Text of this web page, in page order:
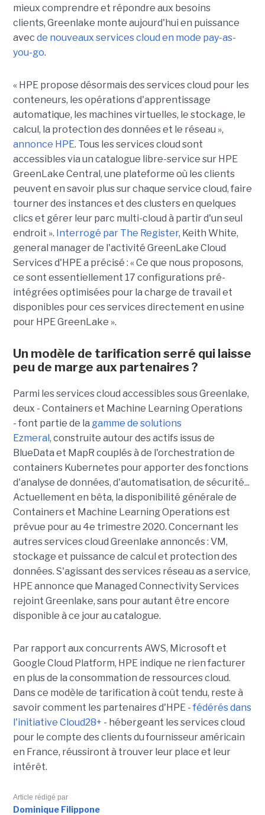
mieux comprendre et répondre aux besoins
clients, Greenlake monte aujourd'hui en puissance
avec de nouveaux services cloud en mode pay-as-
you-go.
« HPE propose désormais des services cloud pour les
conteneurs, les opérations d'apprentissage
automatique, les machines virtuelles, le stockage, le
calcul, la protection des données et le réseau »,
annonce HPE. Tous les services cloud sont
accessibles via un catalogue libre-service sur HPE
GreenLake Central, une plateforme où les clients
peuvent en savoir plus sur chaque service cloud, faire
tourner des instances et des clusters en quelques
clics et gérer leur parc multi-cloud à partir d'un seul
endroit ». Interrogé par The Register, Keith White,
general manager de l'activité GreenLake Cloud
Services d'HPE a précisé : « Ce que nous proposons,
ce sont essentiellement 17 configurations pré-
intégrées optimisées pour la charge de travail et
disponibles pour ces services directement en usine
pour HPE GreenLake ».
Un modèle de tarification serré qui laisse
peu de marge aux partenaires ?
Parmi les services cloud accessibles sous Greenlake,
deux - Containers et Machine Learning Operations
- font partie de la gamme de solutions
Ezmeral , construite autour des actifs issus de
BlueData et MapR couplés à de l'orchestration de
containers Kubernetes pour apporter des fonctions
d'analyse de données, d'automatisation, de sécurité...
Actuellement en bêta, la disponibilité générale de
Containers et Machine Learning Operations est
prévue pour au 4e trimestre 2020. Concernant les
autres services cloud Greenlake annoncés : VM,
stockage et puissance de calcul et protection des
données. S'agissant des services réseau as a service,
HPE annonce que Managed Connectivity Services
rejoint Greenlake, sans pour autant être encore
disponible à ce jour au catalogue.
Par rapport aux concurrents AWS, Microsoft et
Google Cloud Platform, HPE indique ne rien facturer
en plus de la consommation de ressources cloud.
Dans ce modèle de tarification à coût tendu, reste à
savoir comment les partenaires d'HPE - fédérés dans
l'initiative Cloud28+ - hébergeant les services cloud
pour le compte des clients du fournisseur américain
en France, réussiront à trouver leur place et leur
intérêt.
Article rédigé par
Dominique Filippone